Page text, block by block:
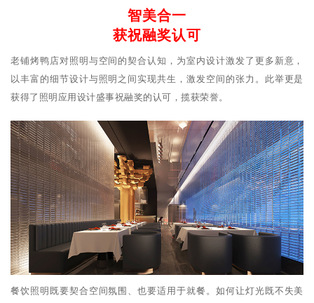
智美合一
获祝融奖认可
老铺烤鸭店对照明与空间的契合认知，为室内设计激发了更多新意，
以丰富的细节设计与照明之间实现共生，激发空间的张力。此举更是
获得了照明应用设计盛事祝融奖的认可，揽获荣誉。
餐饮照明既要契合空间氛围、也要适用于就餐。如何让灯光既不失美